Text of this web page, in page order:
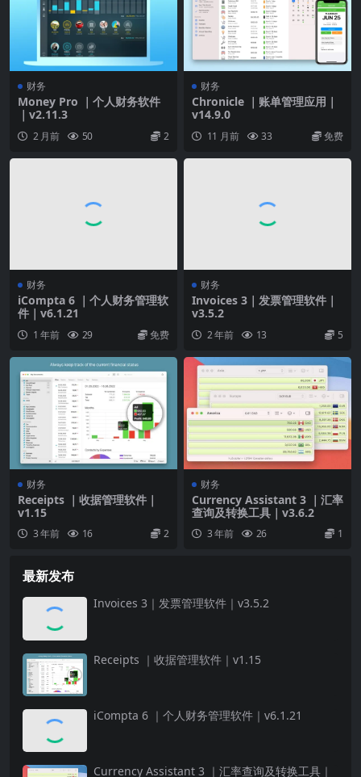
财务
Money Pro ｜个人财务软件
｜v2.11.3
2 月前 50 2
财务
Chronicle ｜账单管理应用｜
v14.9.0
11 月前 33 免费
财务
iCompta 6 ｜个人财务管理软
件｜v6.1.21
1 年前 29 免费
财务
Invoices 3｜发票管理软件｜
v3.5.2
2 年前 13 5
财务
Receipts ｜收据管理软件｜
v1.15
3 年前 16 2
财务
Currency Assistant 3 ｜汇率
查询及转换工具｜v3.6.2
3 年前 26 1
最新发布
Invoices 3｜发票管理软件｜v3.5.2
Receipts ｜收据管理软件｜v1.15
iCompta 6 ｜个人财务管理软件｜v6.1.21
Currency Assistant 3 ｜汇率查询及转换工具｜